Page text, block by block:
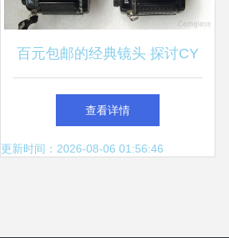
百元包邮的经典镜头 探讨CY
口凤凰红圈50mm f/1.7的二手
市场价值
查看详情
更新时间：2026-08-06 01:56:46